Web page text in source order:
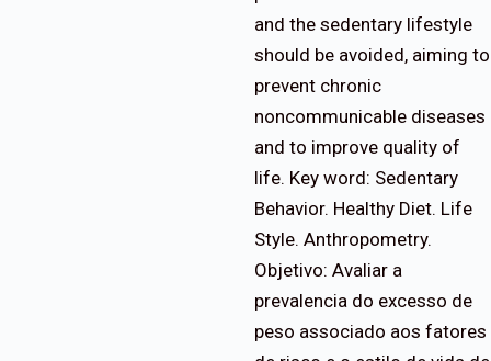
and the sedentary lifestyle
should be avoided, aiming to
prevent chronic
noncommunicable diseases
and to improve quality of
life. Key word: Sedentary
Behavior. Healthy Diet. Life
Style. Anthropometry.
Objetivo: Avaliar a
prevalencia do excesso de
peso associado aos fatores